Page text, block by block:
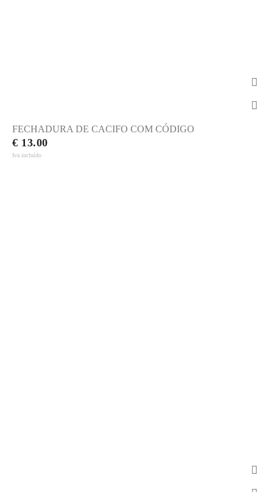
FECHADURA DE CACIFO COM CÓDIGO
€ 13.00
Iva incluído